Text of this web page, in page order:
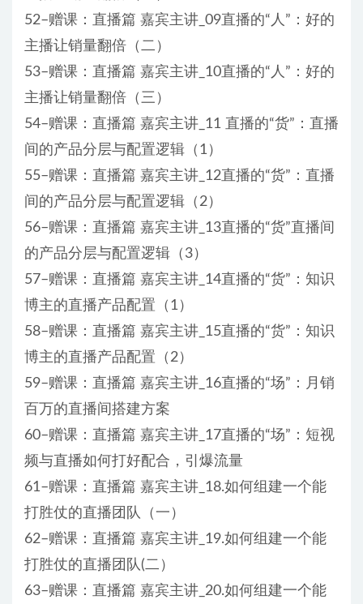
52–赠课：直播篇 嘉宾主讲_09直播的“人”：好的
主播让销量翻倍（二）
53–赠课：直播篇 嘉宾主讲_10直播的“人”：好的
主播让销量翻倍（三）
54–赠课：直播篇 嘉宾主讲_11 直播的“货”：直播
间的产品分层与配置逻辑（1）
55–赠课：直播篇 嘉宾主讲_12直播的“货”：直播
间的产品分层与配置逻辑（2）
56–赠课：直播篇 嘉宾主讲_13直播的“货”直播间
的产品分层与配置逻辑（3）
57–赠课：直播篇 嘉宾主讲_14直播的“货”：知识
博主的直播产品配置（1）
58–赠课：直播篇 嘉宾主讲_15直播的“货”：知识
博主的直播产品配置（2）
59–赠课：直播篇 嘉宾主讲_16直播的“场”：月销
百万的直播间搭建方案
60–赠课：直播篇 嘉宾主讲_17直播的“场”：短视
频与直播如何打好配合，引爆流量
61–赠课：直播篇 嘉宾主讲_18.如何组建一个能
打胜仗的直播团队（一）
62–赠课：直播篇 嘉宾主讲_19.如何组建一个能
打胜仗的直播团队(二）
63–赠课：直播篇 嘉宾主讲_20.如何组建一个能